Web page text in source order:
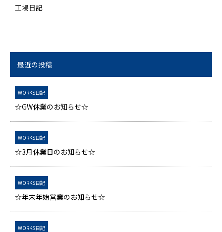
工場日記
最近の投稿
WORKS日記
☆GW休業のお知らせ☆
WORKS日記
☆3月休業日のお知らせ☆
WORKS日記
☆年末年始営業のお知らせ☆
WORKS日記